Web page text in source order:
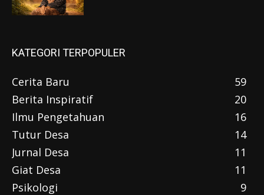
KATEGORI TERPOPULER
Cerita Baru
59
Berita Inspiratif
20
Ilmu Pengetahuan
16
Tutur Desa
14
Jurnal Desa
11
Giat Desa
11
Psikologi
9